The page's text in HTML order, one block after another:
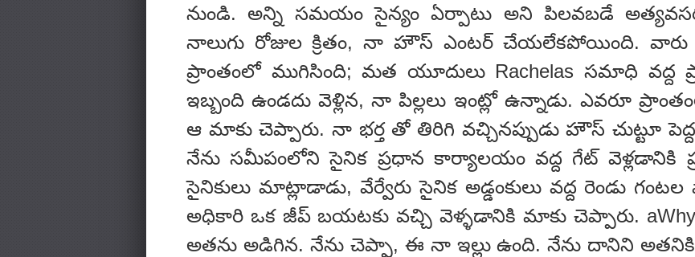
నుండి. అన్ని సమయం సైన్యం ఏర్పాటు అని పిలవబడే
నాలుగు రోజుల క్రితం, నా హౌస్ ఎంటర్ చేయలేకపోయింది. వారు
ప్రాంతంలో ముగిసింది; మత యూదులు Rachelas సమాధి వద్ద
ఇబ్బంది ఉండదు వెళ్లిన, నా పిల్లలు ఇంట్లో ఉన్నాడు. ఎవరూ
ఆ మాకు చెప్పారు. నా భర్త తో తిరిగి వచ్చినప్పుడు హౌస్ చుట్టూ
నేను సమీపంలోని సైనిక ప్రధాన కార్యాలయం వద్ద గేట్ వెళ్లడానికి
సైనికులు మాట్లాడాడు, వేర్వేరు సైనిక అడ్డంకులు వద్ద రెండు
అధికారి ఒక జీప్ బయటకు వచ్చి వెళ్ళడానికి మాకు చెప్పారు. aWhy
అతను అడిగిన. నేను చెప్పా, ఈ నా ఇల్లు ఉంది. నేను దానిని